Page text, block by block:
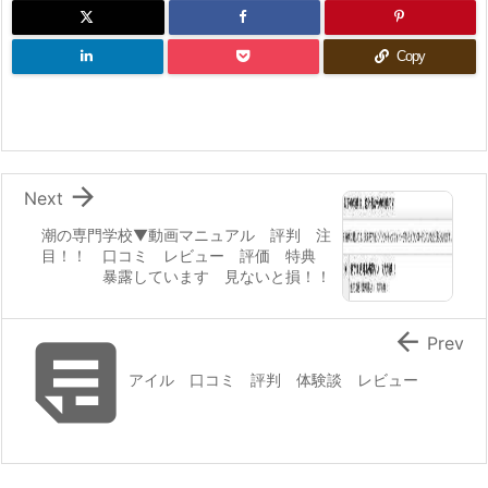
Copy
潮の専門学校▼動画マニュアル 評判 注
目！！ 口コミ レビュー 評価 特典
暴露しています 見ないと損！！

Next
アイル 口コミ 評判 体験談 レビュー
 Prev